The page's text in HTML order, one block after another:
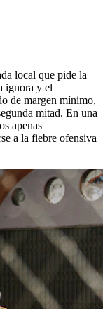
local que pide la
ignora y el
de margen mínimo,
mitad. En una
apenas
a la fiebre ofensiva